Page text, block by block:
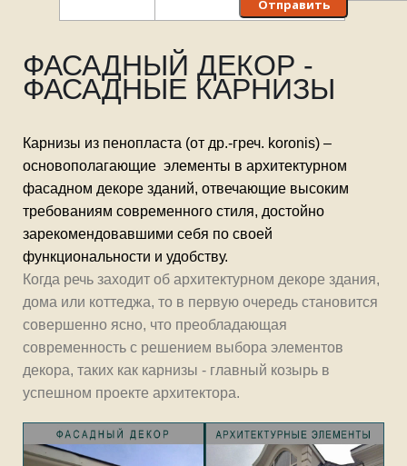
ФАСАДНЫЙ ДЕКОР -
ФАСАДНЫЕ КАРНИЗЫ
Карнизы из пенопласта (от др.-греч. koronis) –
основополагающие элементы в архитектурном
фасадном декоре зданий, отвечающие высоким
требованиям современного стиля, достойно
зарекомендовавшими себя по своей
функциональности и удобству.
Когда речь заходит об архитектурном декоре здания,
дома или коттеджа, то в первую очередь становится
совершенно ясно, что преобладающая
современность с решением выбора элементов
декора, таких как карнизы - главный козырь в
успешном проекте архитектора.